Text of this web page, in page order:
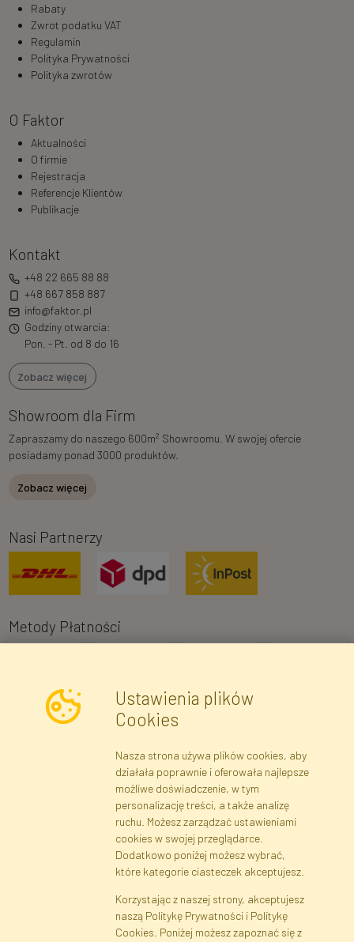
Rabaty
Zwrot podatku VAT
Regulamin
Polityka Prywatności
Polityka zwrotów
O Faktor
Aktualności
O firmie
Rejestracja
Referencje Klientów
Publikacje
Kontakt
+48 22 665 88 88
+48 667 858 887
info@faktor.pl
Godziny otwarcia:
Pon. - Pt. od 8 do 16
Zobacz więcej
Showroom dla Firm
Zapraszamy do naszego 600m2 Showroomu. W swojej ofercie
posiadamy ponad 3000 produktów.
Zobacz więcej
Nasi Partnerzy
Metody Płatności
Zapisz się
Dane rejestrowe Regulamin
Polityka Prywatności
Pomoc
Mapa serwisu
Cookies Język
Ustawienia plików
Cookies
Nasza strona używa plików cookies, aby
działała poprawnie i oferowała najlepsze
możliwe doświadczenie, w tym
personalizację treści, a także analizę
ruchu. Możesz zarządzać ustawieniami
cookies w swojej przeglądarce.
Dodatkowo poniżej możesz wybrać,
które kategorie ciasteczek akceptujesz.
Korzystając z naszej strony, akceptujesz
naszą Politykę Prywatności i Politykę
Cookies. Poniżej możesz zapoznać się z